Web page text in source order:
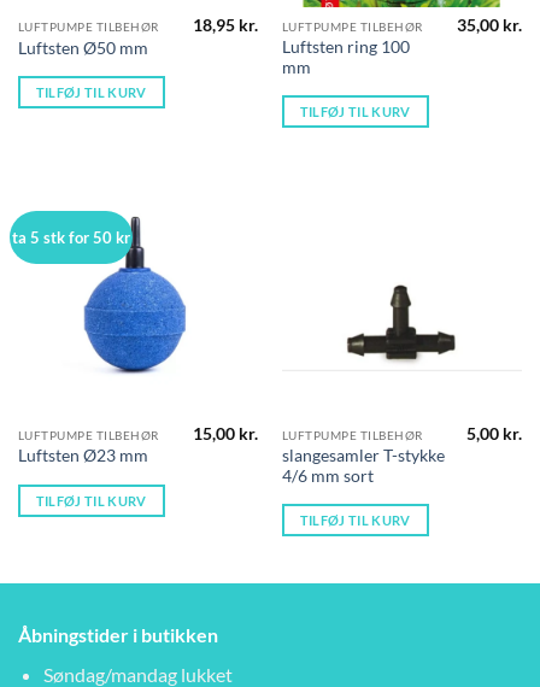
LUFTPUMPE TILBEHØR
Luftsten Ø50 mm
18,95 kr.
TILFØJ TIL KURV
LUFTPUMPE TILBEHØR
Luftsten ring 100
mm
35,00 kr.
TILFØJ TIL KURV
ta 5 stk for 50 kr
LUFTPUMPE TILBEHØR
Luftsten Ø23 mm
15,00 kr.
TILFØJ TIL KURV
LUFTPUMPE TILBEHØR
slangesamler T-stykke
4/6 mm sort
5,00 kr.
TILFØJ TIL KURV
Åbningstider i butikken
Søndag/mandag lukket